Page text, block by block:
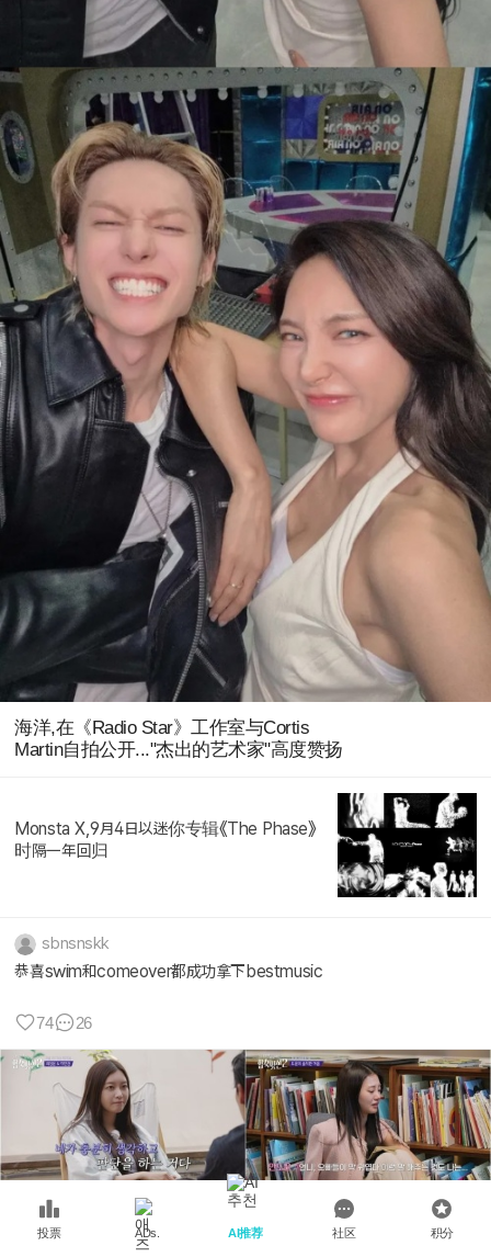
海洋,在《Radio Star》工作室与Cortis
Martin自拍公开..."杰出的艺术家"高度赞扬
Monsta X,9月4日以迷你专辑《The Phase》
时隔一年回归
sbnsnskk
恭喜swim和comeover都成功拿下bestmusic
74 26
投票 ADs. AI推荐 社区 积分